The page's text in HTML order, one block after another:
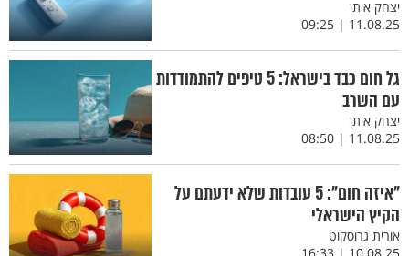
יצחק איתן
11.08.25 | 09:25
גל חום כבד בישראל: 5 טיפים להתמודדות
עם השרב
יצחק איתן
11.08.25 | 08:50
"איזה חום": 5 עובדות שלא ידעתם על
הקיץ הישראלי
אורית גרוסקוט
10.08.25 | 16:33